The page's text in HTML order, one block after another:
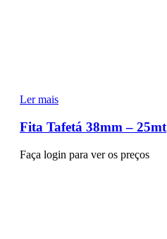
Ler mais
Fita Tafetá 38mm – 25mt
Faça login para ver os preços